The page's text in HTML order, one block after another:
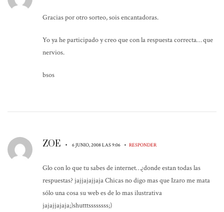
Gracias por otro sorteo, sois encantadoras.
Yo ya he participado y creo que con la respuesta correcta… que
nervios.
bsos
ZOE • 6 JUNIO, 2008 LAS 9:06 • RESPONDER
Glo con lo que tu sabes de internet…¿donde estan todas las
respuestas? jajjajajjaja Chicas no digo mas que Izaro me mata
sólo una cosa su web es de lo mas ilustrativa
jajajjajaja;)shutttssssssss;)